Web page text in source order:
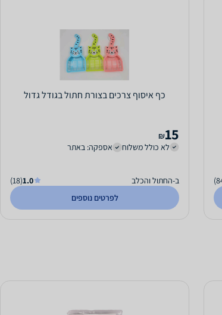
כף איסוף צרכים בצורת חתול בגודל גדול
15
₪
לא כולל משלוח
אספקה: באתר
ב-החתול והכלב 1.0
(18)
לפרטים נוספים